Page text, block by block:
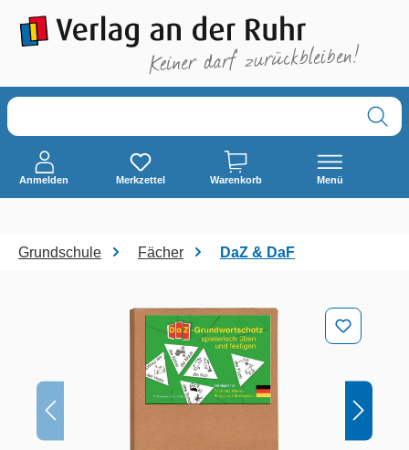
springen
Anmelden Merkzettel Warenkorb Menü
Grundschule Fächer DaZ & DaF
Bildergalerie überspringen